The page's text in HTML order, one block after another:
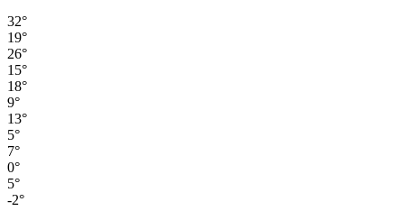
32°
19°
26°
15°
18°
9°
13°
5°
7°
0°
5°
-2°